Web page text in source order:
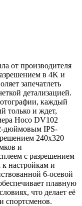
от производителя
в 4K и
запечатлеть
детализацией.
каждый
только и ждет,
Hoco DV102
дюймовым IPS-
240x320
и
с разрешением
к настройкам и
6-осевой
плавную
что делает её
спортсменов.